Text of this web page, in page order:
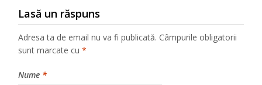
Lasă un răspuns
Adresa ta de email nu va fi publicată. Câmpurile obligatorii
sunt marcate cu*
Nume *